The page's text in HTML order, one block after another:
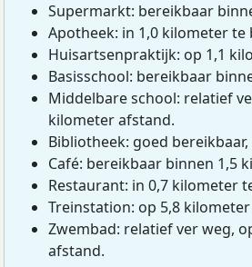
Supermarkt: bereikbaar
Apotheek: in 1,0 kilometer te
Huisartsenpraktijk: op 1,1
Basisschool: bereikbaar
Middelbare school: relatief
kilometer afstand.
Bibliotheek: goed
Café: bereikbaar binnen 1,5
Restaurant: in 0,7 kilometer
Treinstation: op 5,8
Zwembad: relatief ver weg,
afstand.